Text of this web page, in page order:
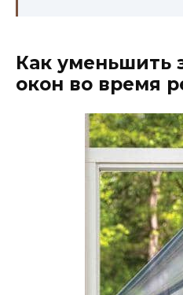
Как уменьшить
окон во время